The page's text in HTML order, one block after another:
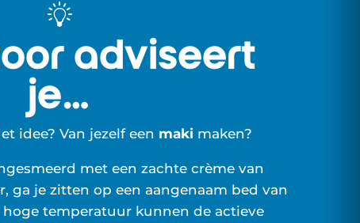
adviseert
je…
idee? Van jezelf een maki maken?
met een zachte crème van
ga je zitten op een aangenaam bed van
temperatuur kunnen de actieve